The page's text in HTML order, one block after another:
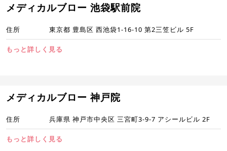
メディカルブロー 池袋駅前院
住所 東京都 豊島区 西池袋1-16-10 第2三笠ビル 5F
もっと詳しく見る
メディカルブロー 神戸院
住所 兵庫県 神戸市中央区 三宮町3-9-7 アシールビル 2F
もっと詳しく見る